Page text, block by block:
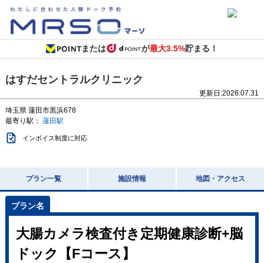
または が最大3.5%貯まる！
はすだセントラルクリニック
更新日:2026.07.31
埼玉県 蓮田市黒浜678
最寄り駅： 蓮田駅
インボイス制度に対応
プラン一覧 施設情報 地図・アクセス
大腸カメラ検査付き定期健康診断+脳
ドック【Fコース】